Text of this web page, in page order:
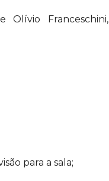
Franceschini,
para a sala;